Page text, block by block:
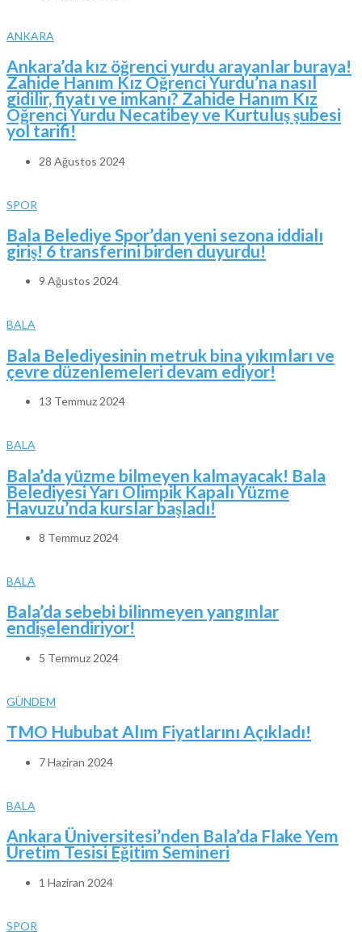
ANKARA
Ankara’da kız öğrenci yurdu arayanlar buraya!
Zahide Hanım Kız Öğrenci Yurdu’na nasıl
gidilir, fiyatı ve imkanı? Zahide Hanım Kız
Öğrenci Yurdu Necatibey ve Kurtuluş şubesi
yol tarifi!
28 Ağustos 2024
SPOR
Bala Belediye Spor’dan yeni sezona iddialı
giriş! 6 transferini birden duyurdu!
9 Ağustos 2024
BALA
Bala Belediyesinin metruk bina yıkımları ve
çevre düzenlemeleri devam ediyor!
13 Temmuz 2024
BALA
Bala’da yüzme bilmeyen kalmayacak! Bala
Belediyesi Yarı Olimpik Kapalı Yüzme
Havuzu’nda kurslar başladı!
8 Temmuz 2024
BALA
Bala’da sebebi bilinmeyen yangınlar
endişelendiriyor!
5 Temmuz 2024
GÜNDEM
TMO Hububat Alım Fiyatlarını Açıkladı!
7 Haziran 2024
BALA
Ankara Üniversitesi’nden Bala’da Flake Yem
Üretim Tesisi Eğitim Semineri
1 Haziran 2024
SPOR